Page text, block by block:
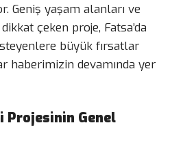
Geniş yaşam alanları ve
çeken proje, Fatsa’da
büyük fırsatlar
haberimizin devamında yer
Projesinin Genel